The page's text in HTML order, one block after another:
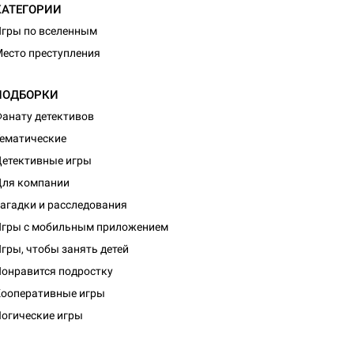
по вселенным
преступления
детективов
игры
компании
и расследования
с мобильным приложением
чтобы занять детей
подростку
игры
игры